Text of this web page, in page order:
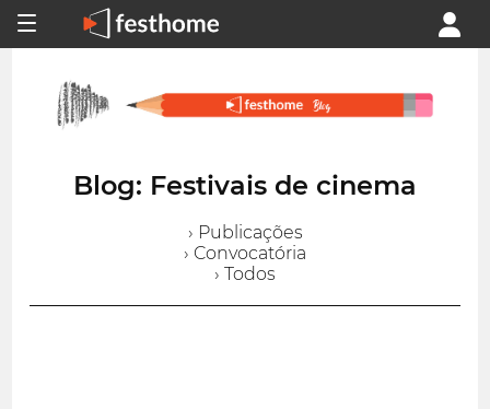
Blog: Festivais de cinema
› Publicações
› Convocatória
› Todos